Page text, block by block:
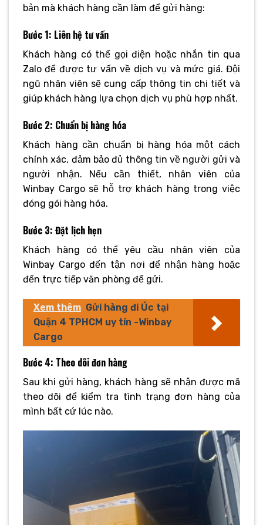
bản mà khách hàng cần làm để gửi hàng:
Bước 1: Liên hệ tư vấn
Khách hàng có thể gọi điện hoặc nhắn tin qua
Zalo để được tư vấn về dịch vụ và mức giá. Đội
ngũ nhân viên sẽ cung cấp thông tin chi tiết và
giúp khách hàng lựa chọn dịch vụ phù hợp nhất.
Bước 2: Chuẩn bị hàng hóa
Khách hàng cần chuẩn bị hàng hóa một cách
chính xác, đảm bảo đủ thông tin về người gửi và
người nhận. Nếu cần thiết, nhân viên của
Winbay Cargo sẽ hỗ trợ khách hàng trong việc
đóng gói hàng hóa.
Bước 3: Đặt lịch hẹn
Khách hàng có thể yêu cầu nhân viên của
Winbay Cargo đến tận nơi để nhận hàng hoặc
đến trực tiếp văn phòng để gửi.
Xem thêm Gửi hàng đi Úc tại
Quận 4 TPHCM uy tín -Winbay
Cargo
Bước 4: Theo dõi đơn hàng
Sau khi gửi hàng, khách hàng sẽ nhận được mã
theo dõi để kiểm tra tình trạng đơn hàng của
mình bất cứ lúc nào.